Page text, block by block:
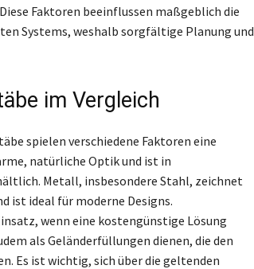
Faktoren beeinflussen maßgeblich die
Systems, weshalb sorgfältige Planung und
im Vergleich
spielen verschiedene Faktoren eine
natürliche Optik und ist in
Metall, insbesondere Stahl, zeichnet
ist ideal für moderne Designs.
wenn eine kostengünstige Lösung
als Geländerfüllungen dienen, die den
Es ist wichtig, sich über die geltenden